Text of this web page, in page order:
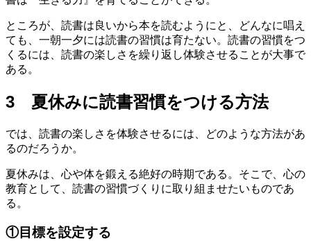
ところが、読書は良いから本を読むようにと、どんなに唱え
ても、一朝一夕には読書の習慣は育たない。読書の習慣をつ
くるには、読書の楽しさを繰り返し体験させることが大事で
ある。
3 夏休みに読書習慣をつける方法
では、読書の楽しさを体験させるには、どのような方法があ
るのだろうか。
夏休みは、心や体を鍛える絶好の時期である。そこで、心の
教育として、読書の習慣づくりに取り組ませたいものであ
る。
①目標を設定する